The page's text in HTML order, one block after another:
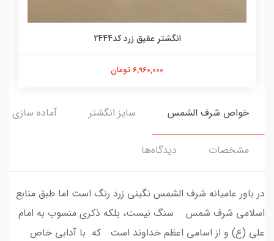
انگشتر عقیق زرد کد2444
6,960,000 تومان
خواص شرف الشمس سایز انگشتر آماده سازی و
مشخصات دیدگاه‌ها
در باور عامیانه شرف الشمس نگینی زرد رنگ است اما طبق منابع
اسلامی شرف شمس سنگ نیست، بلکه ذکری منسوب به امام
علی (ع) و از اسامی اعظم خداوند است که با آدابی خاص